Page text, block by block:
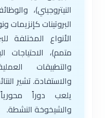
النيتروجيني)،
البروتينات كإنزيمات
الأنواع المختلفة
متمم)، الاحتياجات
والتطبيقات
والاستفادة. تشير
يلعب دوراً
والشيخوخة النشطة.